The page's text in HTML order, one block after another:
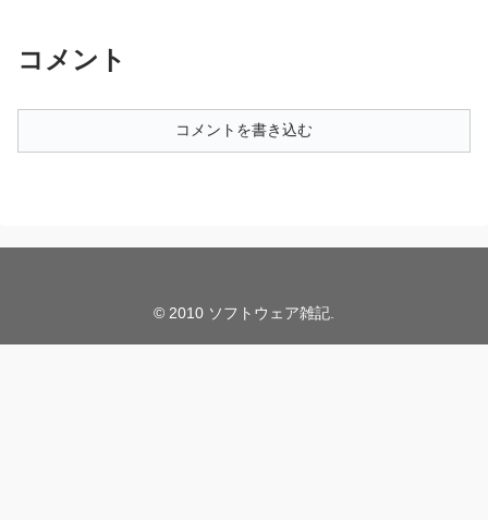
コメント
コメントを書き込む
© 2010 ソフトウェア雑記.